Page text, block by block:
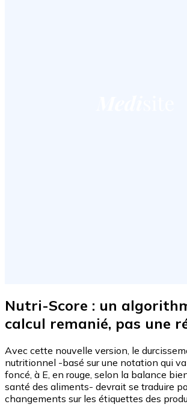
Nutri-Score : un
calcul remanié, pas une
Avec cette nouvelle version, le
nutritionnel -basé sur une notation qui
foncé, à E, en rouge, selon la balance
santé des aliments- devrait se traduire
changements sur les étiquettes des